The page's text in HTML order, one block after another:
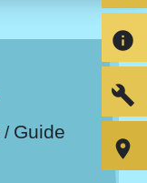
/ Guide
info
build
room